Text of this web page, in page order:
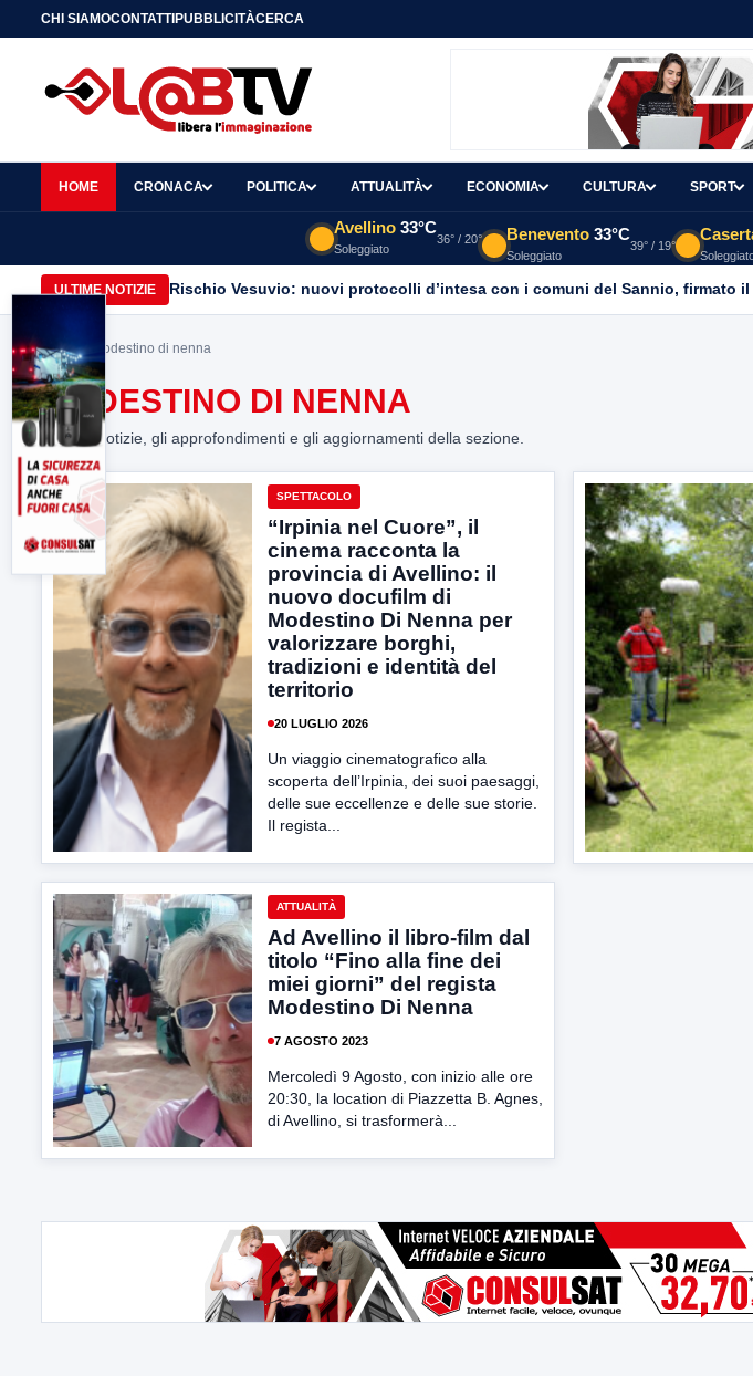
CHI SIAMOCONTATTIPUBBLICITÀCERCA
HOME CRONACA POLITICA ATTUALITÀ ECONOMIA CULTURA SPORT
Avellino 33°C
Soleggiato
36° / 20° Benevento 33°C
Soleggiato
39° / 19°
ULTIME NOTIZIE Rischio Vesuvio: nuovi protocolli d’intesa con i comuni del Sannio, firmato
Home> modestino di nenna
MODESTINO DI NENNA
Tutte le notizie, gli approfondimenti e gli aggiornamenti della sezione.
SPETTACOLO
“Irpinia nel Cuore”, il
cinema racconta la
provincia di Avellino: il
nuovo docufilm di
Modestino Di Nenna per
valorizzare borghi,
tradizioni e identità del
territorio
20 LUGLIO 2026
Un viaggio cinematografico alla
scoperta dell’Irpinia, dei suoi paesaggi,
delle sue eccellenze e delle sue storie.
Il regista...
ATTUALITÀ
Ad Avellino il libro-film dal
titolo “Fino alla fine dei
miei giorni” del regista
Modestino Di Nenna
7 AGOSTO 2023
Mercoledì 9 Agosto, con inizio alle ore
20:30, la location di Piazzetta B. Agnes,
di Avellino, si trasformerà...